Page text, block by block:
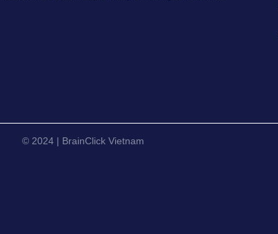
© 2024 | BrainClick Vietnam